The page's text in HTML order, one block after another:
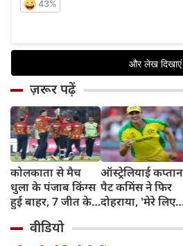
ज़रूर पढ़ें
कोलकाता से मैच
धुला के पंजाब किंग्स
हुई बाहर, 7 जीत के
ऑस्ट्रेलियाई कप्तान
पैट कमिंस ने फिर
दोहराया, 'मेरे लिए
वीडियो